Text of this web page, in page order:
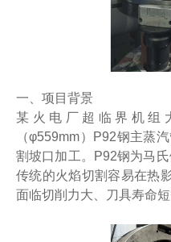
一、项目背景
某火电厂超临界机组
（φ559mm）P92钢主蒸
割坡口加工。P92钢为马
传统的火焰切割容易在热
面临切削力大、刀具寿命短